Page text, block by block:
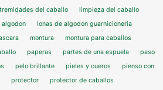
del caballo
limpieza del caballo
algodon
lonas de algodon guarnicioneria
montura
montura para caballos
paperas partes de una espuela
paso
pelo brillante pieles y cueros
pienso con
protector
protector de caballos